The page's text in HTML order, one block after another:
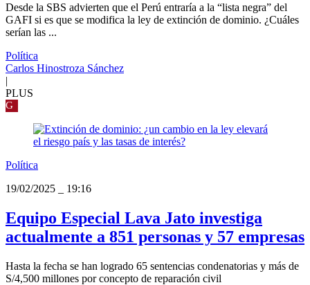
Desde la SBS advierten que el Perú entraría a la “lista negra” del
GAFI si es que se modifica la ley de extinción de dominio. ¿Cuáles
serían las ...
Política
Carlos Hinostroza Sánchez
|
PLUS
G
Política
19/02/2025
19:16
Equipo Especial Lava Jato investiga
actualmente a 851 personas y 57 empresas
Hasta la fecha se han logrado 65 sentencias condenatorias y más de
S/4,500 millones por concepto de reparación civil